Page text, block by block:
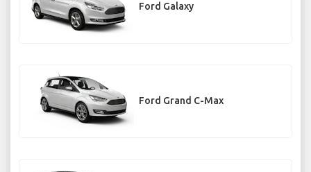
Ford Galaxy
Ford Grand C-Max